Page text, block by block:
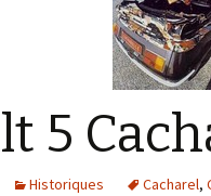
5
Historiques Cacharel,